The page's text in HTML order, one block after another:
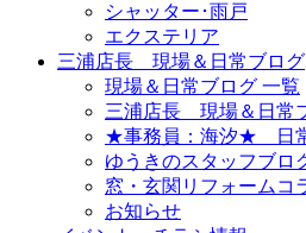
シャッター･雨戸
エクステリア
三浦店長 現場＆日常ブログ
現場＆日常ブログ 一覧
三浦店長 現場＆日常
★事務員：海汐★ 日
ゆうきのスタッフブロ
窓・玄関リフォームコ
お知らせ